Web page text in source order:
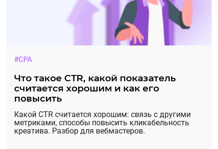
#CPA
Что такое CTR, какой показатель
считается хорошим и как его
повысить
Какой CTR считается хорошим: связь с другими
метриками, способы повысить кликабельность
креатива. Разбор для вебмастеров.